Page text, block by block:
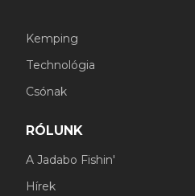
Kemping
Technológia
Csónak
RÓLUNK
A Jadabo Fishin'
Hírek